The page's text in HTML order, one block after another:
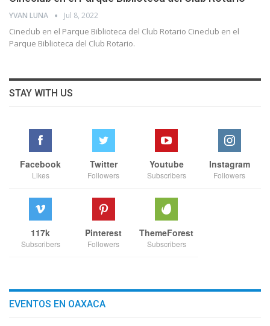
YVAN LUNA Jul 8, 2022
Cineclub en el Parque Biblioteca del Club Rotario Cineclub en el
Parque Biblioteca del Club Rotario.
STAY WITH US
Facebook
Likes
Twitter
Followers
Youtube
Subscribers
Instagram
Followers
117k
Subscribers
Pinterest
Followers
ThemeForest
Subscribers
EVENTOS EN OAXACA